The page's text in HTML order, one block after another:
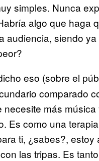
simples. Nunca
algo que haga
audiencia, siendo ya
eso (sobre el
comparado
necesite más música
Es como una
ti, ¿sabes?, estoy
las tripas. Es